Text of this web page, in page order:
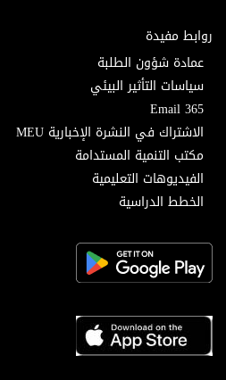
روابط مفيدة
عمادة شؤون الطلبة
سياسات التأثير البيئي
Email 365
الاشتراك في النشرة الإخبارية MEU
مكتب التنمية المستدامة
الفيديوهات التعليمية
الخطط الدراسية